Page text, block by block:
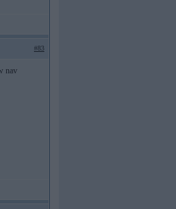
#83
nav